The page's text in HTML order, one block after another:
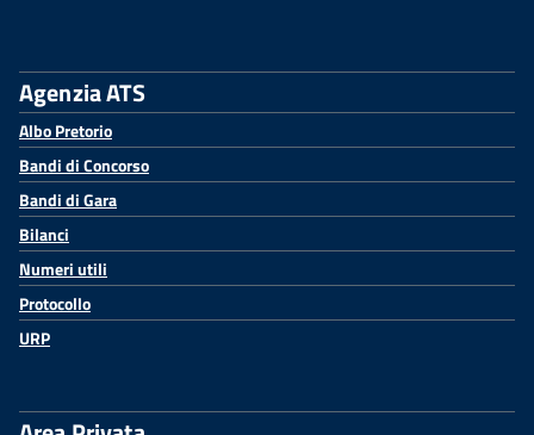
Agenzia ATS
Albo Pretorio
Bandi di Concorso
Bandi di Gara
Bilanci
Numeri utili
Protocollo
URP